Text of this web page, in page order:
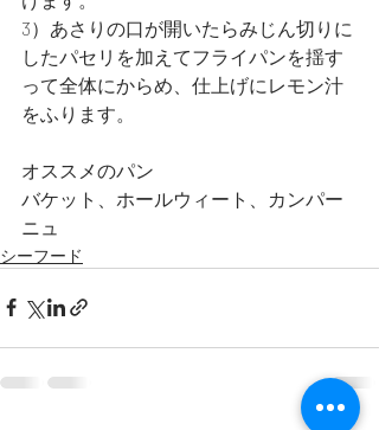
3）あさりの口が開いたらみじん切りに
したパセリを加えてフライパンを揺す
って全体にからめ、仕上げにレモン汁
をふります。
オススメのパン
バケット、ホールウィート、カンパー
ニュ
シーフード